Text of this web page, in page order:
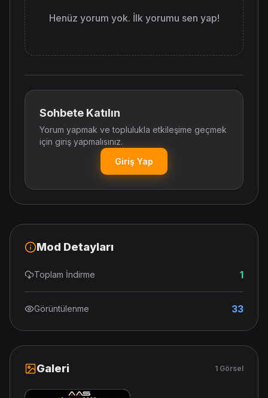
Henüz yorum yok. İlk yorumu sen yap!
Sohbete Katılın
Yorum yapmak ve toplulukla etkileşime geçmek
için giriş yapmalısınız.
Giriş Yap
Mod Detayları
Toplam İndirme 1
Görüntülenme 33
Galeri 1 Görsel